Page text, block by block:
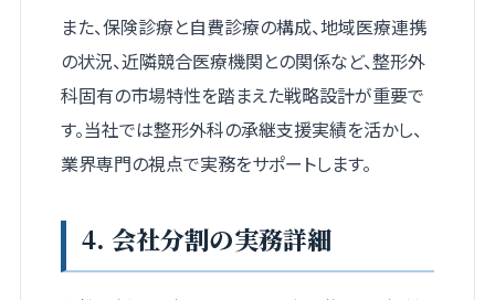
また、保険診療と自費診療の構成、地域医療連携
の状況、近隣競合医療機関との関係など、整形外
科固有の市場特性を踏まえた戦略設計が重要で
す。当社では整形外科の承継支援実績を活かし、
業界専門の視点で実務をサポートします。
4. 会社分割の実務詳細